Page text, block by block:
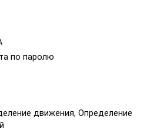
по паролю
движения, Определение